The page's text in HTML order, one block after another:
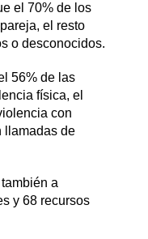
el 70% de los
el resto
o desconocidos.
56% de las
física, el
con
llamadas de
a
y 68 recursos